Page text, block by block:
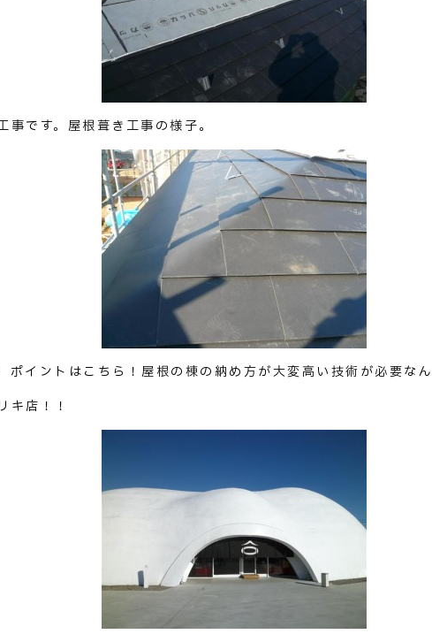
事です。屋根葺き工事の様子。
ポイントはこちら！屋根の棟の納め方が大変高い技術が必要なん
キ店！！